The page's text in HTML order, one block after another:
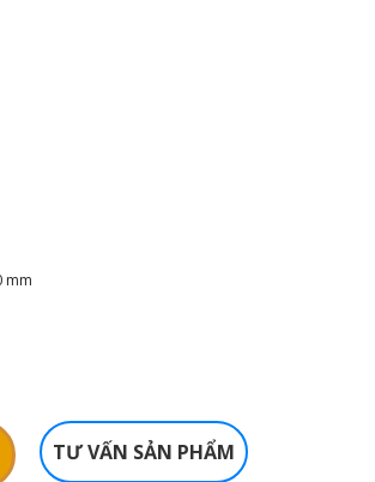
mm
TƯ VẤN SẢN PHẨM